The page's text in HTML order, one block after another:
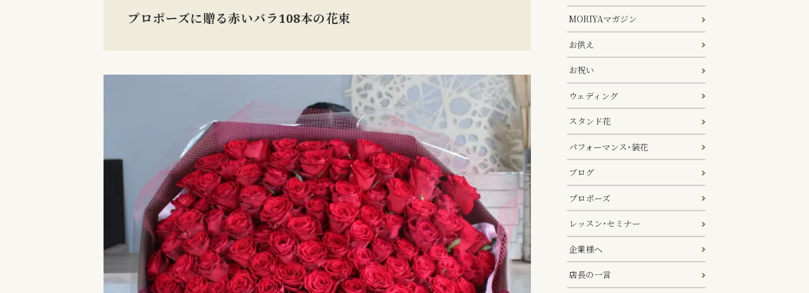
プロポーズに贈る赤いバラ108本の花束 MORIYAマガジン
お供え
お祝い
ウェディング
スタンド花
パフォーマンス･装花
ブログ
プロポーズ
レッスン･セミナー
企業様へ
店長の一言